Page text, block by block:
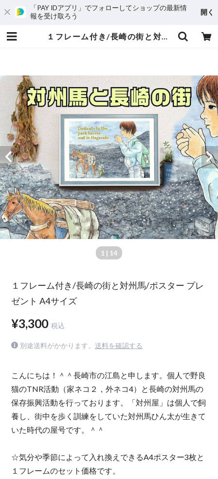
「PAY IDアプリ」でフォローしてショップの最新情
報を受け取ろう
開く
１フレーム付き/長崎の街と対州馬/ポスター プレゼント A4サイズ | 長崎の対州馬 ひん太 商店/アトリエはやぶさ
1 | 14
１フレーム付き/長崎の街と対州馬/ポスター プレ
ゼント A4サイズ
¥3,300 税込
別途送料がかかります。 送料を確認する
こんにちは！＾＾長崎市の江島と申します。個人で野良
猫のTNR活動（家ネコ２，外ネコ4）と長崎の対州馬の
保存振興活動を行っております。「対州屋」は個人で飼
養し、街中を歩く訓練をしていた対州馬ひん太が生きて
いた時代の屋号です。＾＾
☆気分や季節によって入れ換えできるA4ポスター3枚と
１フレームのセット価格です。